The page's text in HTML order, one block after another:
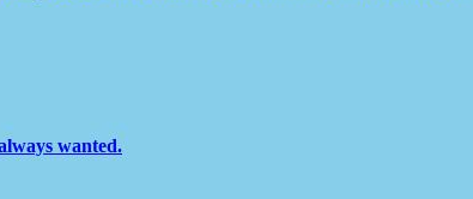
wanted.